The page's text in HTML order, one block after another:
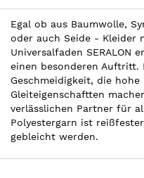
Egal ob aus Baumwolle,
oder auch Seide - Kleider
Universalfaden SERALON
einen besonderen Auftritt.
Geschmeidigkeit, die
Gleiteigenschaftten
verlässlichen Partner für
Polyestergarn ist
gebleicht werden.